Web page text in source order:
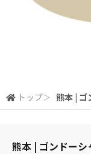
トップ＞ 熊本 | ゴ
熊本 | ゴンドー